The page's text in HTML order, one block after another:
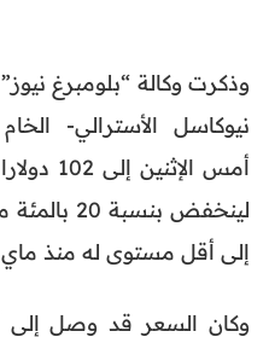
وذكرت وكالة “بلومبرغ
نيوكاسل الأسترالي-
أمس
لينخفض
إلى أقل مستوى له منذ ماي 2021.
وكان السعر قد وصل